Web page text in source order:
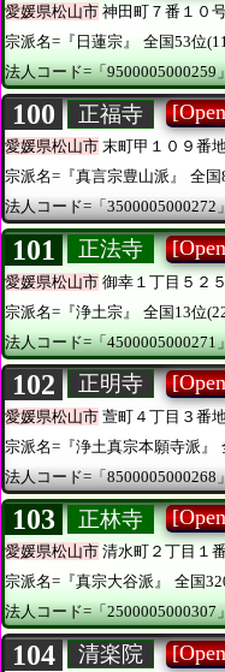
愛媛県松山市 神田町７番１０
宗派名=『日蓮宗』
全国53位
法人コード=「9500005000259
100 正福寺
愛媛県松山市 末町甲１０９番
宗派名=『真言宗豊山派』
全国
法人コード=「3500005000272
101 正法寺
愛媛県松山市 御幸１丁目５２
宗派名=『浄土宗』
全国13位
法人コード=「4500005000271
102 正明寺
愛媛県松山市 萱町４丁目３番
宗派名=『浄土真宗本願寺派』
法人コード=「8500005000268
103 正林寺
愛媛県松山市 清水町２丁目１
宗派名=『真宗大谷派』
全国
法人コード=「2500005000307
104 清楽院